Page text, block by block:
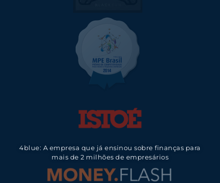
4blue: A empresa que já ensinou sobre finanças para
mais de 2 milhões de empresários